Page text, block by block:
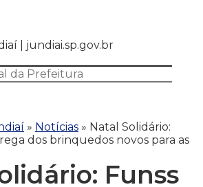
| jundiai.sp.gov.br
» Notícias » Natal Solidário:
dos brinquedos novos para as
Funss